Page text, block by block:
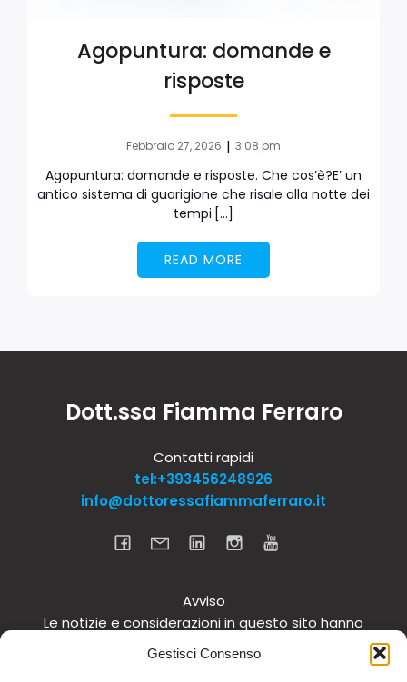
Gestisci Consenso
Agopuntura: domande e
risposte
Febbraio 27, 2026 | 3:08 pm
Agopuntura: domande e risposte. Che cos’è?E’ un
antico sistema di guarigione che risale alla notte dei
tempi.[…]
READ MORE
Dott.ssa Fiamma Ferraro
Contatti rapidi
tel:+393456248926
info@dottoressafiammaferraro.it
Avviso
Le notizie e considerazioni in questo sito hanno
carattere informativo generale e non intendono in
alcun modo dare consigli medici. Si raccomanda di